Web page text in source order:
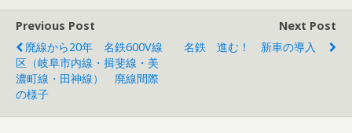
b
o
o
k
er
Previous Post
廃線から20年 名鉄600V線
区（岐阜市内線・揖斐線・美
濃町線・田神線） 廃線間際
の様子
Next Post
名鉄 進む！ 新車の導入